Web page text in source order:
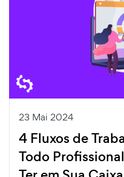
23 Mai 2024
4 Fluxos de
Todo